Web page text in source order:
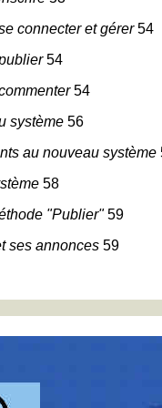
connecter et gérer54
54
54
système 56
au nouveau système
58
"Publier"59
ses annonces 59